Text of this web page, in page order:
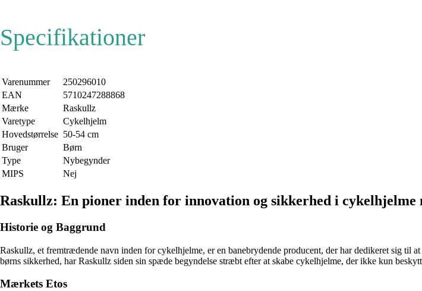
Specifikationer
Varenummer
250296010
EAN
5710247288868
Mærke
Raskullz
Varetype
Cykelhjelm
Hovedstørrelse 50-54 cm
Bruger
Børn
Type
Nybegynder
MIPS
Nej
Raskullz: En pioner inden for innovation og sikkerhed i cykelhjelme
Historie og Baggrund
Raskullz, et fremtrædende navn inden for cykelhjelme, er en banebrydende producent, der har dedikeret sig
børns sikkerhed, har Raskullz siden sin spæde begyndelse stræbt efter at skabe cykelhjelme, der ikke kun
Mærkets Etos